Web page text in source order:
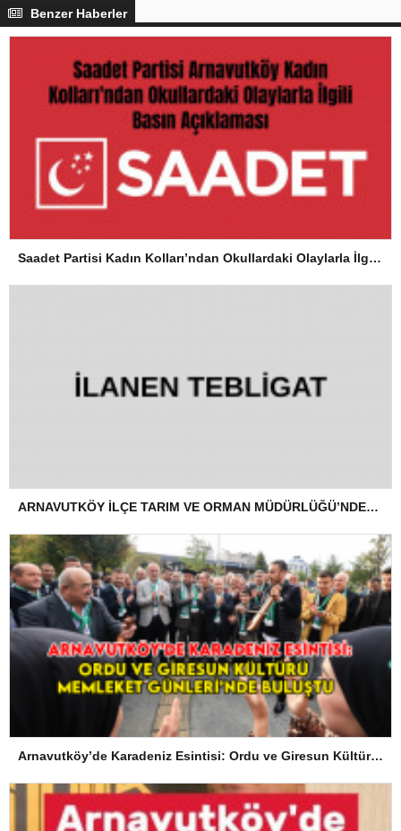
Benzer Haberler
Saadet Partisi Kadın Kolları’ndan Okullardaki Olaylarla İlgili Basın Açıklaması
ARNAVUTKÖY İLÇE TARIM VE ORMAN MÜDÜRLÜĞÜ’NDEN İLANEN TEBLİGAT
Arnavutköy’de Karadeniz Esintisi: Ordu ve Giresun Kültürü Memleket Günleri’nde Buluştu